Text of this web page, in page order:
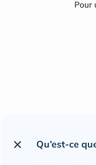
Pour
Qu’est-ce